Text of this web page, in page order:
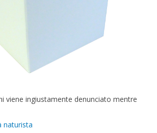
viene ingiustamente denunciato mentre
naturista